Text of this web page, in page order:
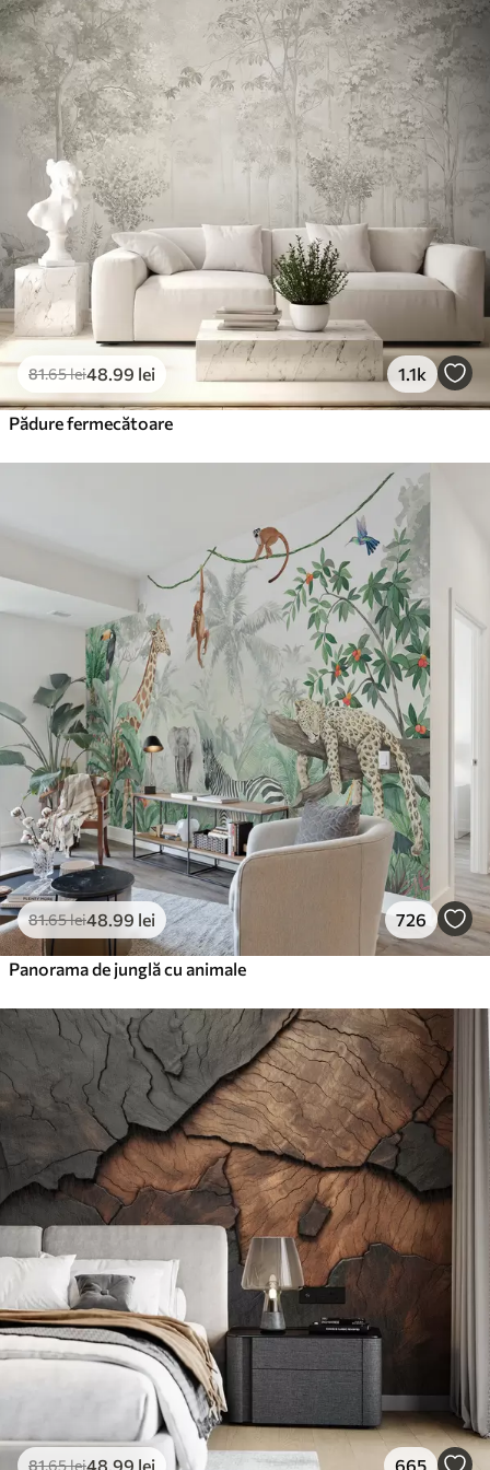
Standard
166.6599.99 lei/m²
Premium
220.02132.01 lei
Vinil Premium
250.00150.00lei/m²
Peel and Stick
300.00
81.65lei48 .99 lei 1.1k
Pădure fermecătoare
81.65lei48 .99 lei 726
Panorama de junglă cu animale
81.65lei48 .99 lei 665